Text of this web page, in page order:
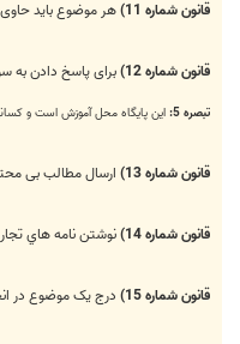
قانون شماره 11) هر موضوع باید
قانون شماره 12) برای پاسخ دادن به
تبصره 5: این پایگاه محل آموزش است و
قانون شماره 13) ارسال مطالب بی
قانون شماره 14) نوشتن نامه هاي
قانون شماره 15) درج یک موضوع در انجمنهاي